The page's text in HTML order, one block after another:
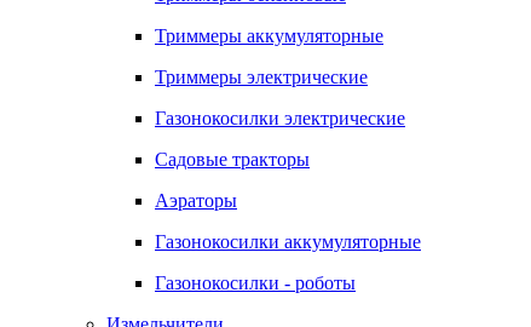
Триммеры аккумуляторные
Триммеры электрические
Газонокосилки электрические
Садовые тракторы
Аэраторы
Газонокосилки аккумуляторные
Газонокосилки - роботы